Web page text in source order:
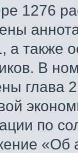
1276
а также
В
глава
по
«Об